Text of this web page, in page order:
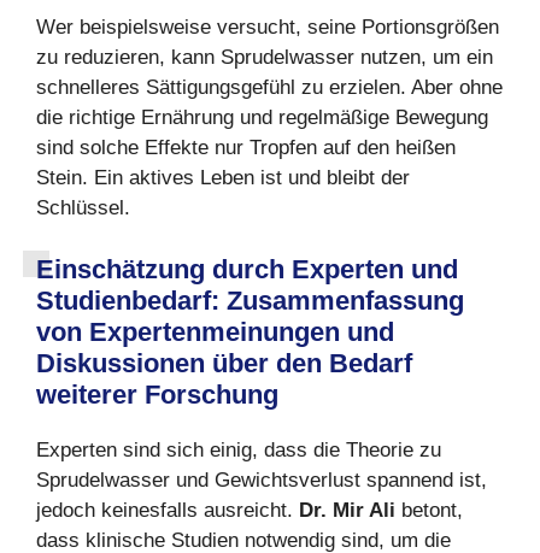
Wer beispielsweise versucht, seine Portionsgrößen
zu reduzieren, kann Sprudelwasser nutzen, um ein
schnelleres Sättigungsgefühl zu erzielen. Aber ohne
die richtige Ernährung und regelmäßige Bewegung
sind solche Effekte nur Tropfen auf den heißen
Stein. Ein aktives Leben ist und bleibt der
Schlüssel.
Einschätzung durch Experten und
Studienbedarf: Zusammenfassung
von Expertenmeinungen und
Diskussionen über den Bedarf
weiterer Forschung
Experten sind sich einig, dass die Theorie zu
Sprudelwasser und Gewichtsverlust spannend ist,
jedoch keinesfalls ausreicht. Dr. Mir Ali betont,
dass klinische Studien notwendig sind, um die